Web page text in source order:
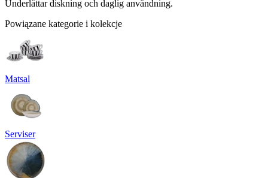
Underlättar diskning och daglig användning.
Powiązane kategorie i kolekcje
Matsal
Serviser